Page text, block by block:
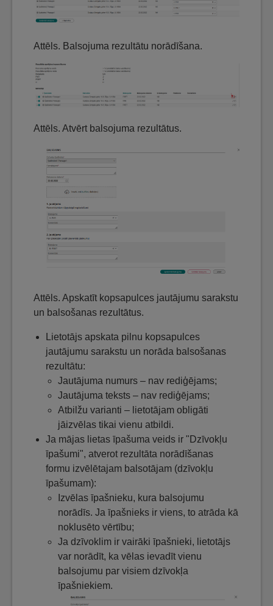
Attēls. Balsojuma rezultātu norādīšana.
Attēls. Atvērt balsojuma rezultātus.
Attēls. Apskatīt kopsapulces jautājumu sarakstu
un balsošanas rezultātus.
Lietotājs apskata pilnu kopsapulces
jautājumu sarakstu un norāda balsošanas
rezultātu:
Jautājuma numurs – nav rediģējams;
Jautājuma teksts – nav rediģējams;
Atbilžu varianti – lietotājam obligāti
jāizvēlas tikai vienu atbildi.
Ja mājas lietas īpašuma veids ir "Dzīvokļu
īpašumi", atverot rezultāta norādīšanas
formu izvēlētajam balsotājam (dzīvokļu
īpašumam):
Izvēlas īpašnieku, kura balsojumu
norādīs. Ja īpašnieks ir viens, to atrāda kā
noklusēto vērtību;
Ja dzīvoklim ir vairāki īpašnieki, lietotājs
var norādīt, ka vēlas ievadīt vienu
balsojumu par visiem dzīvokļa
īpašniekiem.